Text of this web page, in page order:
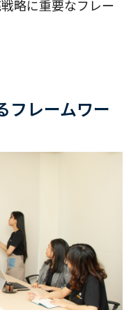
略に重要なフレー
フレームワー